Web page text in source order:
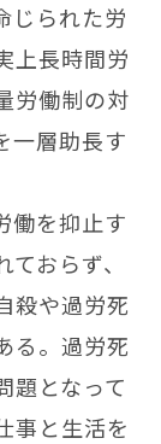
じられた労
上長時間労
労働制の対
一層助長す
働を抑止す
おらず、
殺や過労死
る。過労死
題となって
事と生活を